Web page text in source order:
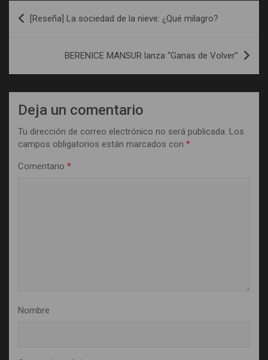
Navegación
de
entradas
[Reseña] La sociedad de la nieve: ¿Qué milagro?
BERENICE MANSUR lanza “Ganas de Volver”
Deja un comentario
Tu dirección de correo electrónico no será publicada. Los
campos obligatorios están marcados con *
Comentario *
Nombre